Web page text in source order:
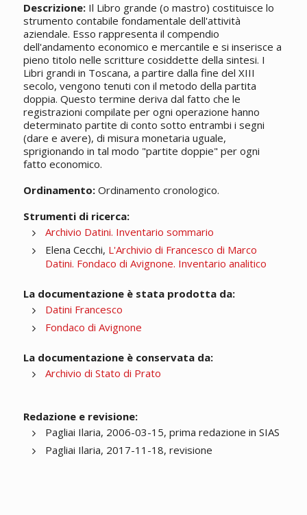
Descrizione:Il Libro grande (o mastro) costituisce lo
strumento contabile fondamentale dell'attività
aziendale. Esso rappresenta il compendio
dell'andamento economico e mercantile e si inserisce a
pieno titolo nelle scritture cosiddette della sintesi. I
Libri grandi in Toscana, a partire dalla fine del XIII
secolo, vengono tenuti con il metodo della partita
doppia. Questo termine deriva dal fatto che le
registrazioni compilate per ogni operazione hanno
determinato partite di conto sotto entrambi i segni
(dare e avere), di misura monetaria uguale,
sprigionando in tal modo "partite doppie" per ogni
fatto economico.
Ordinamento:Ordinamento cronologico.
Strumenti di ricerca:
Archivio Datini. Inventario sommario
Elena Cecchi, L'Archivio di Francesco di Marco
Datini. Fondaco di Avignone. Inventario analitico
La documentazione è stata prodotta da:
Datini Francesco
Fondaco di Avignone
La documentazione è conservata da:
Archivio di Stato di Prato
Redazione e revisione:
Pagliai Ilaria, 2006-03-15, prima redazione in SIAS
Pagliai Ilaria, 2017-11-18, revisione